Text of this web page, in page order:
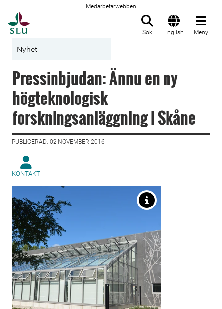
Medarbetarwebben
Sök English Meny
Nyhet
Pressinbjudan: Ännu en ny
högteknologisk
forskningsanläggning i Skåne
PUBLICERAD: 02 NOVEMBER 2016
KONTAKT